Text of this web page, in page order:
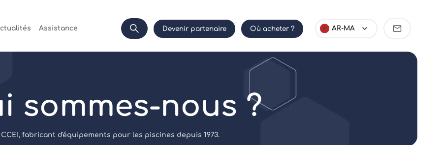
Assistance Devenir partenaire Où acheter ? AR-MA
sommes-nous ?
CCEI, fabricant d'équipements pour les piscines depuis 1973.